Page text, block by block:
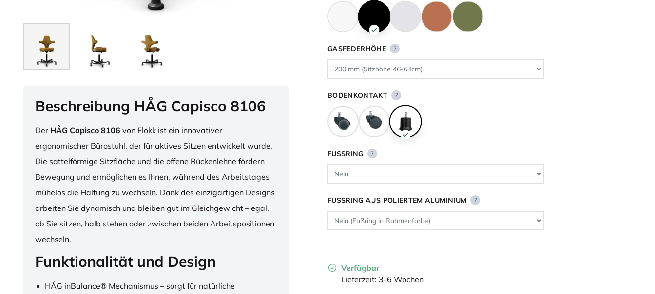
Beschreibung HÅG Capisco 8106
Der HÅG Capisco 8106 von Flokk ist ein innovativer
ergonomischer Bürostuhl, der für aktives Sitzen entwickelt wurde.
Die sattelförmige Sitzfläche und die offene Rückenlehne fördern
Bewegung und ermöglichen es Ihnen, während des Arbeitstages
mühelos die Haltung zu wechseln. Dank des einzigartigen Designs
arbeiten Sie dynamisch und bleiben gut im Gleichgewicht – egal,
ob Sie sitzen, halb stehen oder zwischen beiden Arbeitspositionen
wechseln.
Funktionalität und Design
HÅG inBalance® Mechanismus – sorgt für natürliche
GASFEDERHÖHE ?
BODENKONTAKT ?
FUSSRING ?
FUSSRING AUS POLIERTEM ALUMINIUM ?
Verfügbar
Lieferzeit: 3-6 Wochen